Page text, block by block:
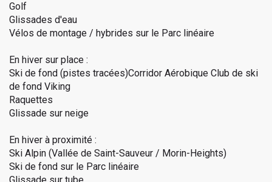
Golf
Glissades d'eau
Vélos de montage / hybrides sur le Parc linéaire
En hiver sur place :
Ski de fond (pistes tracées)Corridor Aérobique Club de ski
de fond Viking
Raquettes
Glissade sur neige
En hiver à proximité :
Ski Alpin (Vallée de Saint-Sauveur / Morin-Heights)
Ski de fond sur le Parc linéaire